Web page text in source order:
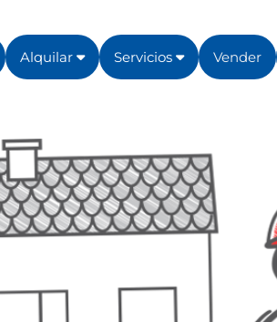
Alquilar Servicios Vender